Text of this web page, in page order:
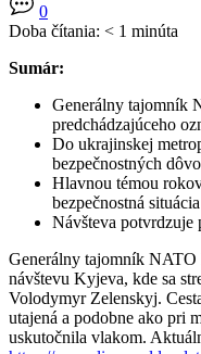
0
Doba čítania: < 1 minúta
Sumár:
Generálny tajomník
predchádzajúceho
Do ukrajinskej
bezpečnostných
Hlavnou témou
bezpečnostná
Návšteva
Generálny tajomník NATO
návštevu Kyjeva, kde sa
Volodymyr Zelenskyj.
utajená a podobne ako pri
uskutočnila vlakom.